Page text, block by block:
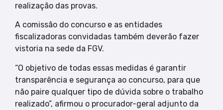
realização das provas.
A comissão do concurso e as entidades
fiscalizadoras convidadas também deverão fazer
vistoria na sede da FGV.
“O objetivo de todas essas medidas é garantir
transparência e segurança ao concurso, para que
não paire qualquer tipo de dúvida sobre o trabalho
realizado”, afirmou o procurador-geral adjunto da